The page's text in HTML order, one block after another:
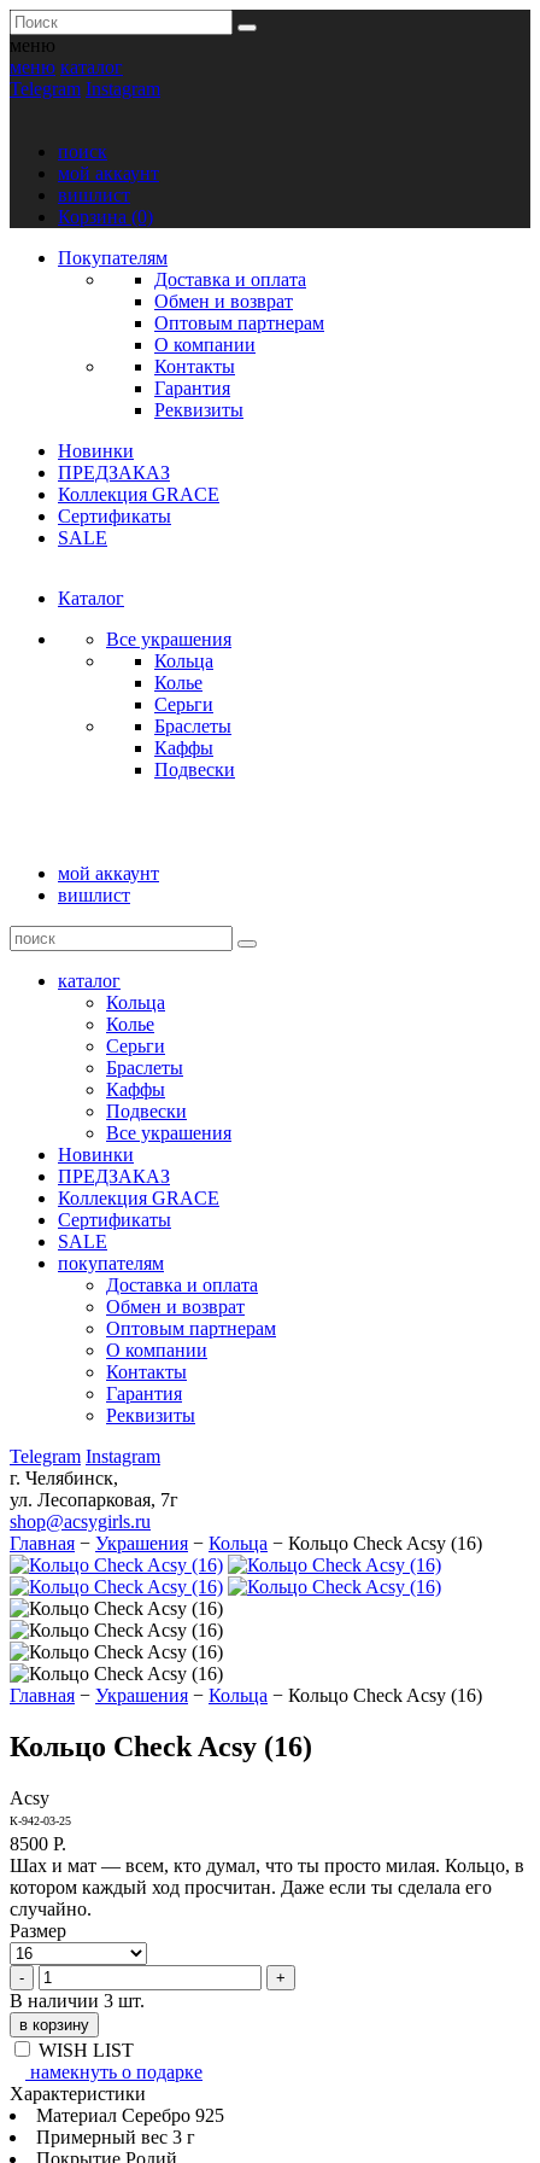
меню
меню каталог
Telegram Instagram
поиск
мой аккаунт
вишлист
Корзина (0)
Покупателям
Доставка и оплата
Обмен и возврат
Оптовым партнерам
О компании
Контакты
Гарантия
Реквизиты
Новинки
ПРЕДЗАКАЗ
Коллекция GRACE
Сертификаты
SALE
Каталог
Все украшения
Кольца
Колье
Серьги
Браслеты
Каффы
Подвески
мой аккаунт
вишлист
каталог
Кольца
Колье
Серьги
Браслеты
Каффы
Подвески
Все украшения
Новинки
ПРЕДЗАКАЗ
Коллекция GRACE
Сертификаты
SALE
покупателям
Доставка и оплата
Обмен и возврат
Оптовым партнерам
О компании
Контакты
Гарантия
Реквизиты
Telegram Instagram
г. Челябинск,
ул. Лесопарковая, 7г
shop@acsygirls.ru
Главная − Украшения − Кольца − Кольцо Check Acsy (16)
Главная − Украшения − Кольца − Кольцо Check Acsy (16)
Кольцо Check Acsy (16)
Acsy
К-942-03-25
8500 Р.
Шах и мат — всем, кто думал, что ты просто милая. Кольцо, в
котором каждый ход просчитан. Даже если ты сделала его
случайно.
Размер
- +
В наличии 3 шт.
в корзину
WISH LIST
намекнуть о подарке
Характеристики
Материал Серебро 925
Примерный вес 3 г
Покрытие Родий